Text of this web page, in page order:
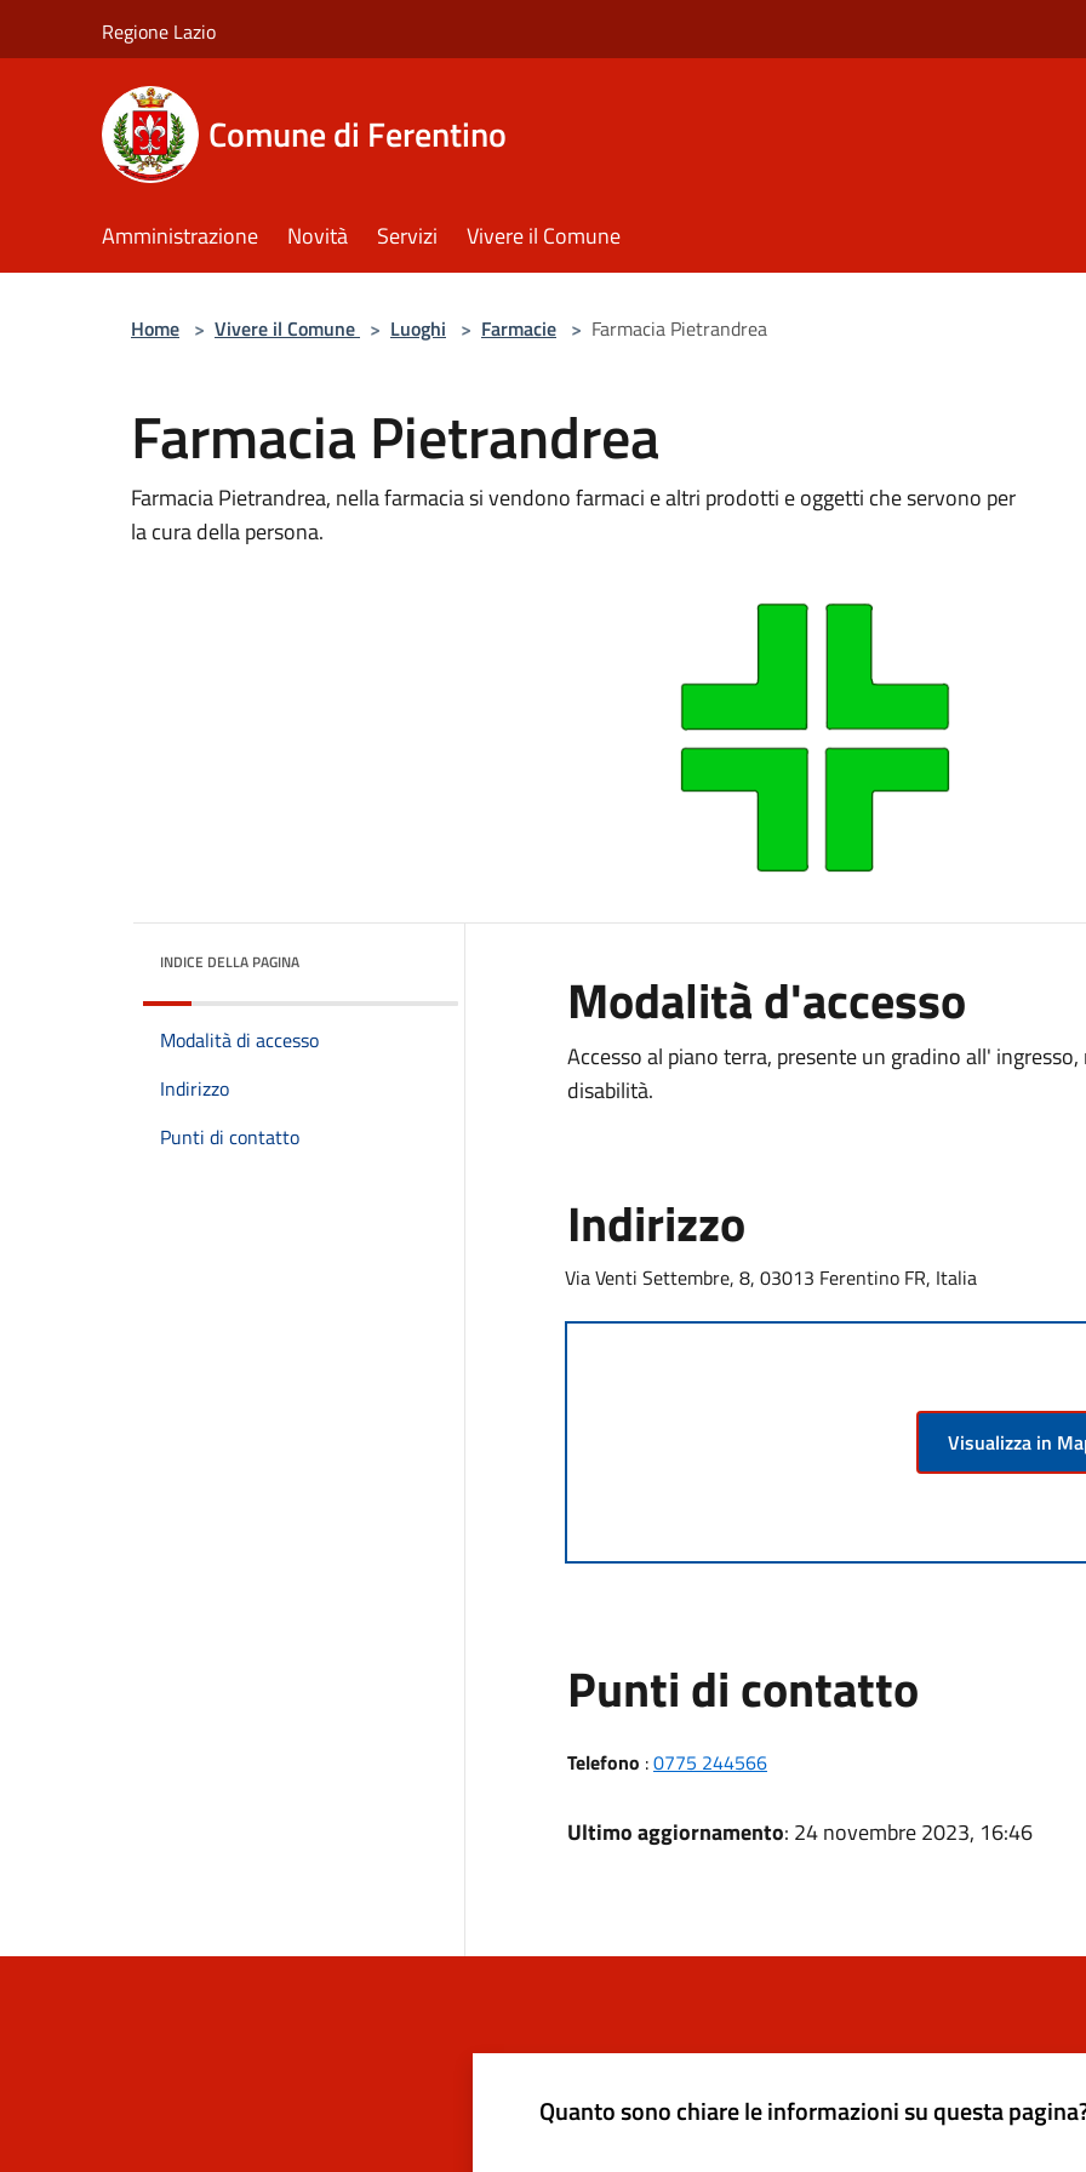
Regione Lazio
Comune di Ferentino
Amministrazione Novità Servizi Vivere il Comune
Home > Vivere il Comune > Luoghi > Farmacie > Farmacia Pietrandrea
Farmacia Pietrandrea
Farmacia Pietrandrea, nella farmacia si vendono farmaci e altri prodotti e oggetti che servono per
la cura della persona.
INDICE DELLA PAGINA
Modalità di accesso
Indirizzo
Punti di contatto
Modalità d'accesso
Accesso al piano terra, presente un gradino all'
disabilità.
Indirizzo
Via Venti Settembre, 8, 03013 Ferentino FR, Italia
Visualizza in
Punti di contatto
Telefono :0775 244566
Ultimo aggiornamento: 24 novembre 2023, 16:46
Quanto sono chiare le informazioni su questa